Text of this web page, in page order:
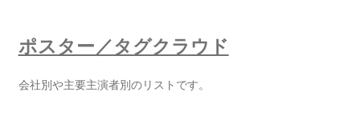
ポスター／タグクラウド
会社別や主要主演者別のリストです。